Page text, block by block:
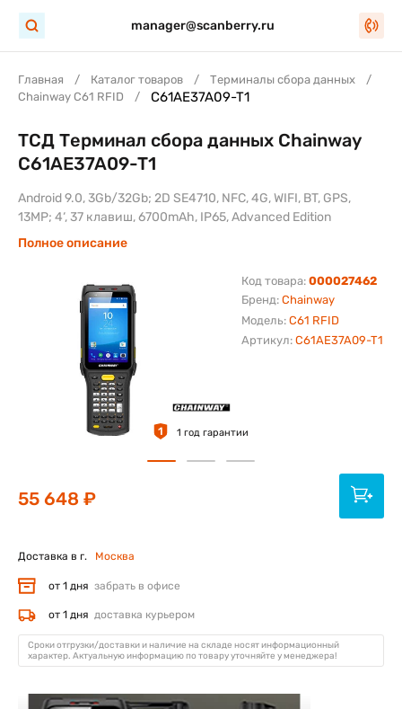
manager@scanberry.ru
Главная Каталог товаров
Терминалы сбора данных
Chainway C61 RFID
C61AE37A09-T1
Бренд: Chainway
Модель: C61 RFID
Код товара: 000027462
Артикул: C61AE37A09-T1
ТСД Терминал сбора данных Chainway
C61AE37A09-T1
Android 9.0, 3Gb/32Gb; 2D SE4710, NFC, 4G, WIFI, BT, GPS,
13MP; 4‘, 37 клавиш, 6700mAh, IP65, Advanced Edition
Полное описание
1 1 год гарантии
55 648 ₽
Доставка в г. Москва
от 1 дня забрать в офисе
от 1 дня доставка курьером
Сроки отгрузки/доставки и наличие на складе носят информационный
характер. Актуальную информацию по товару уточняйте у менеджера!